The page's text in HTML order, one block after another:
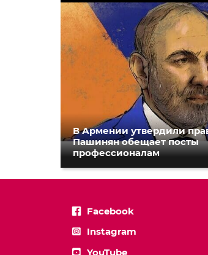
В Армении утвердили
Пашинян обещает посты
профессионалам
Facebook
Instagram
YouTube